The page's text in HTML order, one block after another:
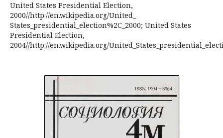
United States Presidential Election,
2000//http://en.wikipedia.org/United_
States_presidential_election%2C_2000; United States
Presidential Election,
2004//http://en.wikipedia.org/